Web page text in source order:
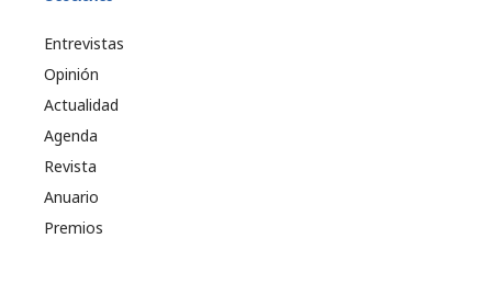
Entrevistas
Opinión
Actualidad
Agenda
Revista
Anuario
Premios